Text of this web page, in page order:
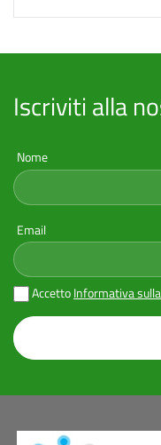
Iscriviti alla
Nome
Email
AccettoInformativa